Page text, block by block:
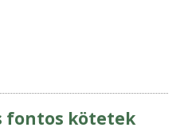
fontos kötetek